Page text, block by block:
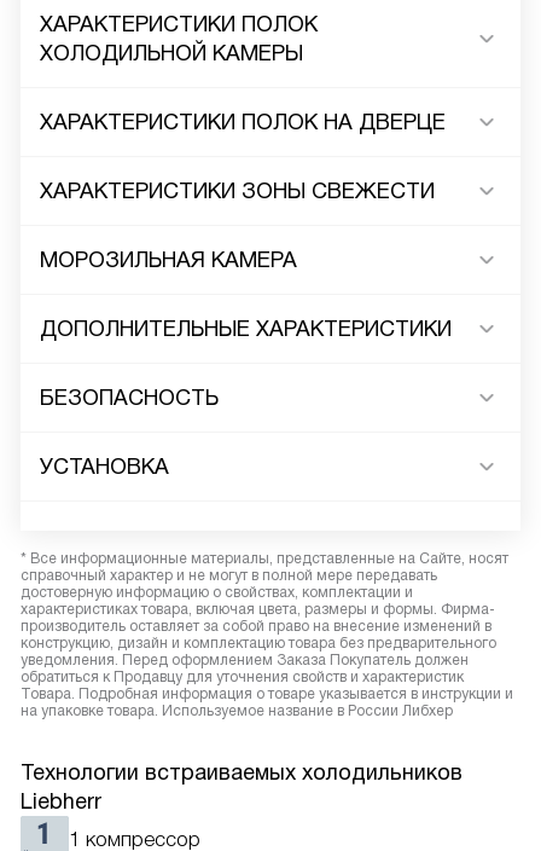
ХАРАКТЕРИСТИКИ ПОЛОК
ХОЛОДИЛЬНОЙ КАМЕРЫ
ХАРАКТЕРИСТИКИ ПОЛОК НА ДВЕРЦЕ
ХАРАКТЕРИСТИКИ ЗОНЫ СВЕЖЕСТИ
МОРОЗИЛЬНАЯ КАМЕРА
ДОПОЛНИТЕЛЬНЫЕ ХАРАКТЕРИСТИКИ
БЕЗОПАСНОСТЬ
УСТАНОВКА
* Все информационные материалы, представленные на Сайте, носят
справочный характер и не могут в полной мере передавать
достоверную информацию о свойствах, комплектации и
характеристиках товара, включая цвета, размеры и формы. Фирма-
производитель оставляет за собой право на внесение изменений в
конструкцию, дизайн и комплектацию товара без предварительного
уведомления. Перед оформлением Заказа Покупатель должен
обратиться к Продавцу для уточнения свойств и характеристик
Товара. Подробная информация о товаре указывается в инструкции и
на упаковке товара. Используемое название в России Либхер
Технологии встраиваемых холодильников
Liebherr
1 компрессор